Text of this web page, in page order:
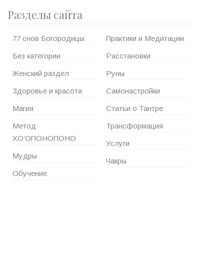
Разделы сайта
77 снов Богородицы
Без категории
Женский раздел
Здоровье и красота
Магия
Метод
ХО’ОПОНОПОНО
Мудры
Обучение
Практики и Медитации
Расстановки
Руны
Самонастройки
Статьи о Тантре
Трансформация
Услуги
Чакры